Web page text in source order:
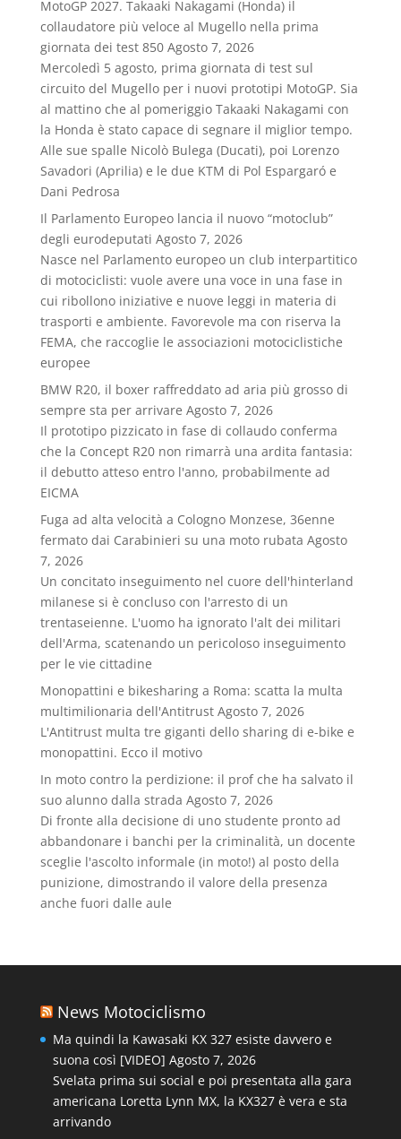
MotoGP 2027. Takaaki Nakagami (Honda) il
collaudatore più veloce al Mugello nella prima
giornata dei test 850 Agosto 7, 2026
Mercoledì 5 agosto, prima giornata di test sul
circuito del Mugello per i nuovi prototipi MotoGP. Sia
al mattino che al pomeriggio Takaaki Nakagami con
la Honda è stato capace di segnare il miglior tempo.
Alle sue spalle Nicolò Bulega (Ducati), poi Lorenzo
Savadori (Aprilia) e le due KTM di Pol Espargaró e
Dani Pedrosa
Il Parlamento Europeo lancia il nuovo “motoclub”
degli eurodeputati Agosto 7, 2026
Nasce nel Parlamento europeo un club interpartitico
di motociclisti: vuole avere una voce in una fase in
cui ribollono iniziative e nuove leggi in materia di
trasporti e ambiente. Favorevole ma con riserva la
FEMA, che raccoglie le associazioni motociclistiche
europee
BMW R20, il boxer raffreddato ad aria più grosso di
sempre sta per arrivare Agosto 7, 2026
Il prototipo pizzicato in fase di collaudo conferma
che la Concept R20 non rimarrà una ardita fantasia:
il debutto atteso entro l'anno, probabilmente ad
EICMA
Fuga ad alta velocità a Cologno Monzese, 36enne
fermato dai Carabinieri su una moto rubata Agosto
7, 2026
Un concitato inseguimento nel cuore dell'hinterland
milanese si è concluso con l'arresto di un
trentaseienne. L'uomo ha ignorato l'alt dei militari
dell'Arma, scatenando un pericoloso inseguimento
per le vie cittadine
Monopattini e bikesharing a Roma: scatta la multa
multimilionaria dell'Antitrust Agosto 7, 2026
L'Antitrust multa tre giganti dello sharing di e-bike e
monopattini. Ecco il motivo
In moto contro la perdizione: il prof che ha salvato il
suo alunno dalla strada Agosto 7, 2026
Di fronte alla decisione di uno studente pronto ad
abbandonare i banchi per la criminalità, un docente
sceglie l'ascolto informale (in moto!) al posto della
punizione, dimostrando il valore della presenza
anche fuori dalle aule
News Motociclismo
Ma quindi la Kawasaki KX 327 esiste davvero e
suona così [VIDEO] Agosto 7, 2026
Svelata prima sui social e poi presentata alla gara
americana Loretta Lynn MX, la KX327 è vera e sta
arrivando